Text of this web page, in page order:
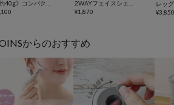
¥1,870 ¥
からのおすすめ